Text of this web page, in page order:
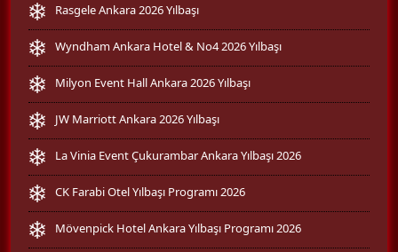
Rasgele Ankara 2026 Yılbaşı
Wyndham Ankara Hotel & No4 2026 Yılbaşı
Milyon Event Hall Ankara 2026 Yılbaşı
JW Marriott Ankara 2026 Yılbaşı
La Vinia Event Çukurambar Ankara Yılbaşı 2026
CK Farabi Otel Yılbaşı Programı 2026
Mövenpick Hotel Ankara Yılbaşı Programı 2026